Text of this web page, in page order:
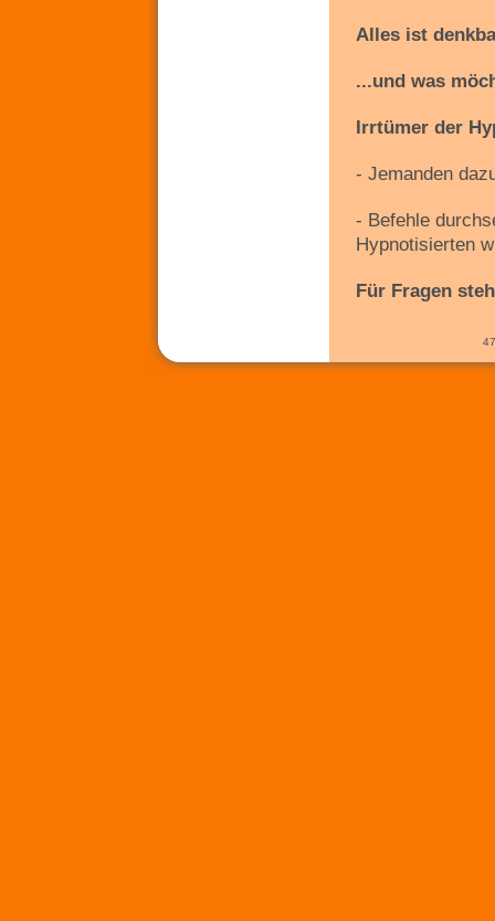
Alles ist
...und was
Irrtümer der
- Jemanden
- Befehle
Hypnotisierten
Für Fragen